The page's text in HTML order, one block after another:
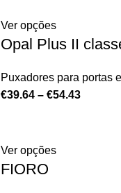
Ver opções
Opal Plus II
Puxadores para portas
€39.64– €54.43
Ver opções
FIORO